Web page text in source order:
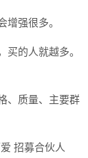
强很多。
的人就越多。
、质量、主要群